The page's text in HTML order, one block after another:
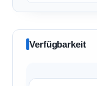
Verfügbarkeit